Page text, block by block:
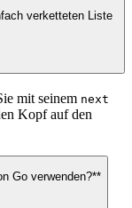
verketteten Liste
mit seinem next
Kopf auf den
Go verwenden?**